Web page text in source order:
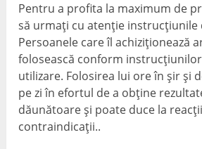
Pentru a profita la maximum de
să urmați cu atenție instrucțiunile
Persoanele care îl achiziționează
folosească conform
utilizare. Folosirea lui ore în șir și
pe zi în efortul de a obține
dăunătoare și poate duce la
contraindicații..